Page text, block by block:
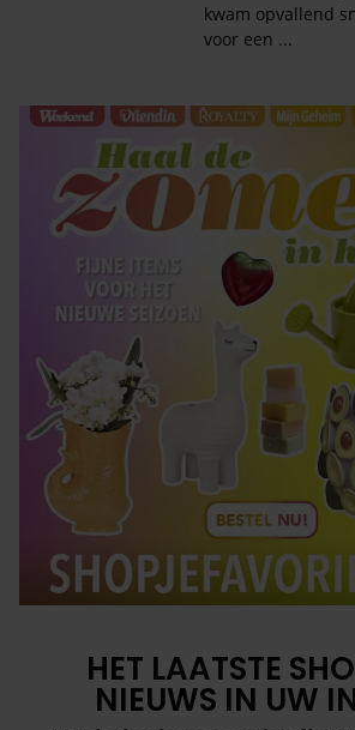
HET LAATSTE
NIEUWS IN UW